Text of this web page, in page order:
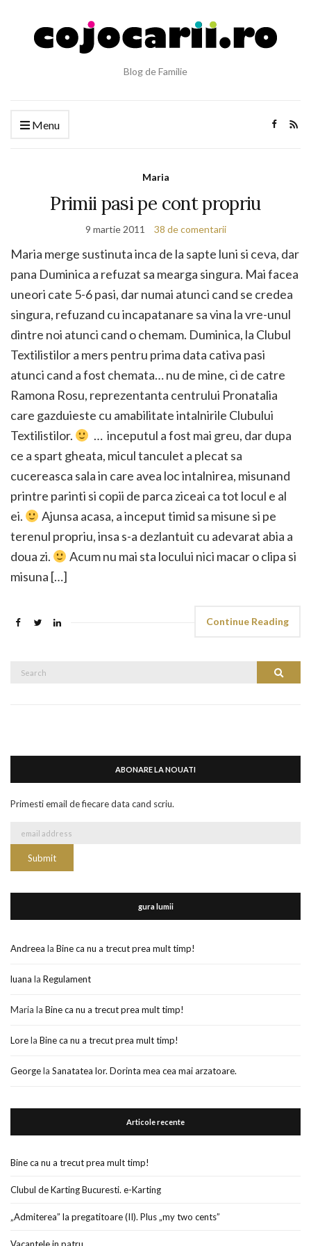
Blog de Familie
Menu
Maria
Primii pasi pe cont propriu
9 martie 2011 38 de comentarii
Maria merge sustinuta inca de la sapte luni si ceva, dar
pana Duminica a refuzat sa mearga singura. Mai facea
uneori cate 5-6 pasi, dar numai atunci cand se credea
singura, refuzand cu incapatanare sa vina la vre-unul
dintre noi atunci cand o chemam. Duminica, la Clubul
Textilistilor a mers pentru prima data cativa pasi
atunci cand a fost chemata… nu de mine, ci de catre
Ramona Rosu, reprezentanta centrului Pronatalia
care gazduieste cu amabilitate intalnirile Clubului
Textilistilor.
… inceputul a fost mai greu, dar dupa
ce a spart gheata, micul tanculet a plecat sa
cucereasca sala in care avea loc intalnirea, misunand
printre parinti si copii de parca ziceai ca tot locul e al
ei.
Ajunsa acasa, a inceput timid sa misune si pe
terenul propriu, insa s-a dezlantuit cu adevarat abia a
doua zi.
Acum nu mai sta locului nici macar o clipa si
misuna […]
Continue Reading
Search
ABONARE LA NOUATI
Primesti email de fiecare data cand scriu.
gura lumii
Andreea la Bine ca nu a trecut prea mult timp!
luana la Regulament
Maria la Bine ca nu a trecut prea mult timp!
Lorela Bine ca nu a trecut prea mult timp!
Georgela Sanatatea lor. Dorinta mea cea mai arzatoare.
Articole recente
Bine ca nu a trecut prea mult timp!
Clubul de Karting Bucuresti. e-Karting
„Admiterea” la pregatitoare (II). Plus „my two cents”